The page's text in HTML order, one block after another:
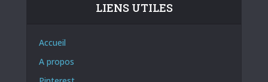
LIENS UTILES
Accueil
A propos